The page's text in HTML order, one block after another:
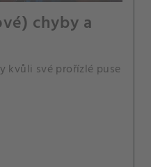
chyby a
kvůli své prořízlé puse